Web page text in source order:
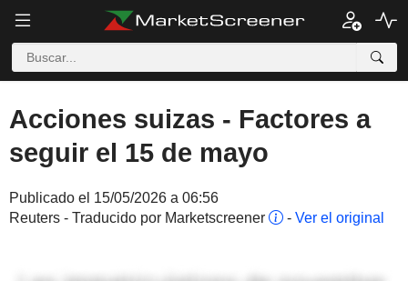
Acciones suizas - Factores a
seguir el 15 de mayo
Publicado el 15/05/2026 a 06:56
Reuters - Traducido por Marketscreener
- Ver el original